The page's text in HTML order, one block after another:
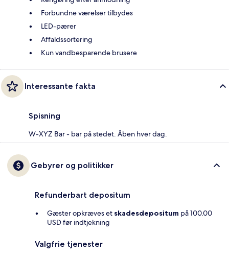
Forbundne værelser tilbydes
LED-pærer
Affaldssortering
Kun vandbesparende brusere
Interessante fakta
Spisning
W-XYZ Bar - bar på stedet. Åben hver dag.
Gebyrer og politikker
Refunderbart depositum
Gæster opkræves et skadesdepositum på 100.00
USD før indtjekning
Valgfrie tjenester